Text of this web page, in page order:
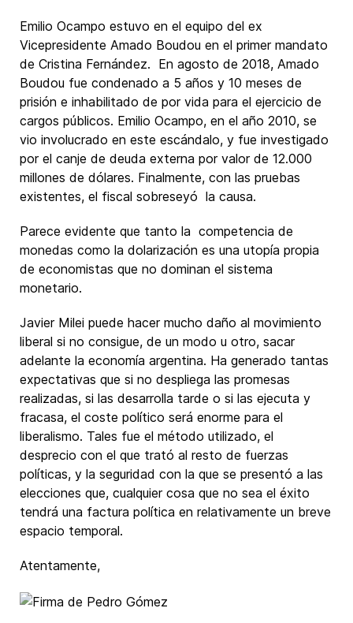
Emilio Ocampo estuvo en el equipo del ex
Vicepresidente Amado Boudou en el primer mandato
de Cristina Fernández. En agosto de 2018, Amado
Boudou fue condenado a 5 años y 10 meses de
prisión e inhabilitado de por vida para el ejercicio de
cargos públicos. Emilio Ocampo, en el año 2010, se
vio involucrado en este escándalo, y fue investigado
por el canje de deuda externa por valor de 12.000
millones de dólares. Finalmente, con las pruebas
existentes, el fiscal sobreseyó la causa.
Parece evidente que tanto la competencia de
monedas como la dolarización es una utopía propia
de economistas que no dominan el sistema
monetario.
Javier Milei puede hacer mucho daño al movimiento
liberal si no consigue, de un modo u otro, sacar
adelante la economía argentina. Ha generado tantas
expectativas que si no despliega las promesas
realizadas, si las desarrolla tarde o si las ejecuta y
fracasa, el coste político será enorme para el
liberalismo. Tales fue el método utilizado, el
desprecio con el que trató al resto de fuerzas
políticas, y la seguridad con la que se presentó a las
elecciones que, cualquier cosa que no sea el éxito
tendrá una factura política en relativamente un breve
espacio temporal.
Atentamente,